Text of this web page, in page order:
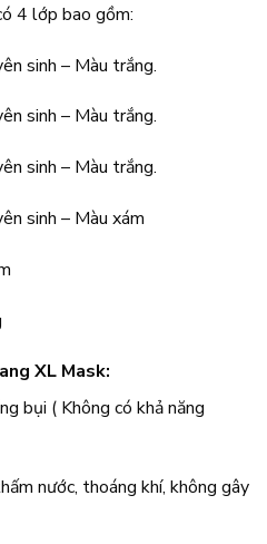
4 lớp bao gồm:
sinh – Màu trắng.
sinh – Màu trắng.
sinh – Màu trắng.
sinh – Màu xám
XL Mask:
bụi ( Không có khả năng
nước, thoáng khí, không gây